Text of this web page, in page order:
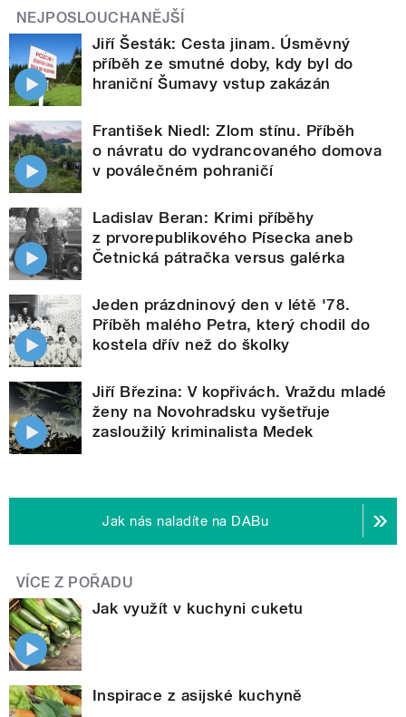
NEJPOSLOUCHANĚJŠÍ
Jiří Šesták: Cesta jinam. Úsměvný
příběh ze smutné doby, kdy byl do
hraniční Šumavy vstup zakázán
František Niedl: Zlom stínu. Příběh
o návratu do vydrancovaného domova
v poválečném pohraničí
Ladislav Beran: Krimi příběhy
z prvorepublikového Písecka aneb
Četnická pátračka versus galérka
Jeden prázdninový den v létě '78.
Příběh malého Petra, který chodil do
kostela dřív než do školky
Jiří Březina: V kopřivách. Vraždu mladé
ženy na Novohradsku vyšetřuje
zasloužilý kriminalista Medek
Jak nás naladíte na DABu
VÍCE Z POŘADU
Jak využít v kuchyni cuketu
Inspirace z asijské kuchyně